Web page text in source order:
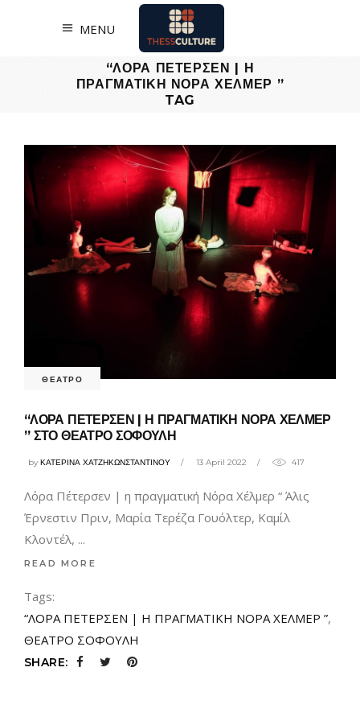
MENU
“ΛΟΡΑ ΠΕΤΕΡΣΕΝ | Η
ΠΡΑΓΜΑΤΙΚΗ ΝΟΡΑ ΧΕΛΜΕΡ ”
TAG
ΘΕΑΤΡΟ
“ΛΟΡΑ ΠΕΤΕΡΣΕΝ | Η ΠΡΑΓΜΑΤΙΚΗ ΝΟΡΑ ΧΕΛΜΕΡ
” ΣΤΟ ΘΕΑΤΡΟ ΣΟΦΟΥΛΗ
byΚΑΤΕΡΙΝΑ ΧΑΤΖΗΚΩΝΣΤΑΝΤΙΝΟΥ 13 April 2022 417
Λόρα Πέτερσεν | η πραγματική Νόρα Χέλμερ “ Άλις
Έρνεστιν Πριν, Μαρία Τερέζα Γουόλτερ, Καμίλ
Κλοντέλ,
READ MORE
Tags:
“ΛΟΡΑ ΠΕΤΕΡΣΕΝ | Η ΠΡΑΓΜΑΤΙΚΗ ΝΟΡΑ ΧΕΛΜΕΡ ”,
ΘΕΑΤΡΟ ΣΟΦΟΥΛΗ
SHARE: